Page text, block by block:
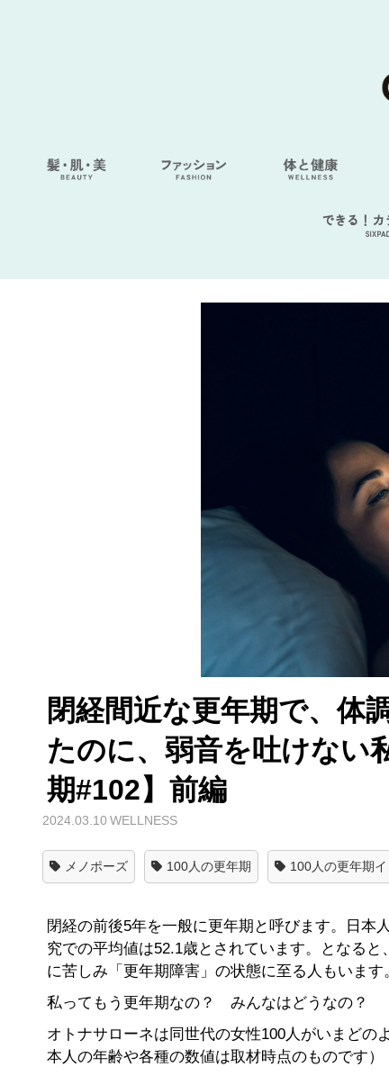
できる！カ
閉経間近な更年期で、体
たのに、弱音を吐けない
期#102】前編
2024.03.10 WELLNESS
メノポーズ 100人の更年期 100人の更年期
閉経の前後5年を一般に更年期と呼びます。日本
究での平均値は52.1歳とされています。となる
に苦しみ「更年期障害」の状態に至る人もいます
私ってもう更年期なの？ みんなはどうなの？
オトナサローネは同世代の女性100人がいまど
本人の年齢や各種の数値は取材時点のものです）